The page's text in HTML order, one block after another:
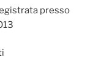
presso